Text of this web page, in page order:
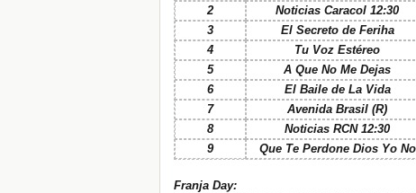
2
Noticias Caracol 12:30
3
El Secreto de Feriha
4
Tu Voz Estéreo
5
A Que No Me Dejas
6
El Baile de La Vida
7
Avenida Brasil (R)
8
Noticias RCN 12:30
9
Que Te Perdone Dios Yo No
Franja Day: